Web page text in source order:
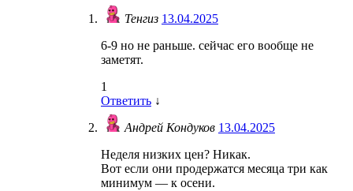
Тенгиз 13.04.2025
6-9 но не раньше. сейчас его вообще не
заметят.
1
Ответить ↓
Андрей Кондуков 13.04.2025
Неделя низких цен? Никак.
Вот если они продержатся месяца три как
минимум — к осени.